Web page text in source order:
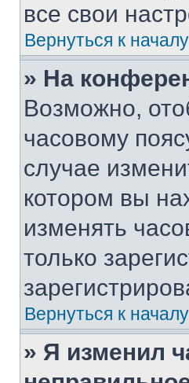
все свои
Вернуться к началу
» На
Возможно,
часовому
случае
котором вы
изменять
только
Вернуться к началу
» Я изменил